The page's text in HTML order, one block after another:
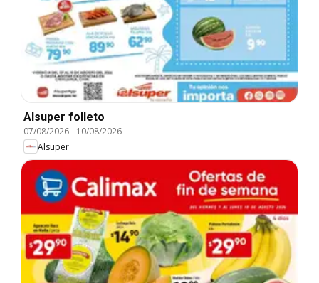
Alsuper folleto
07/08/2026- 10/08/2026
Alsuper